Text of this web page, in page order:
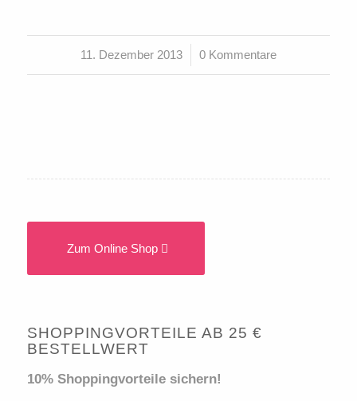
11. Dezember 2013
/ 0 Kommentare
Zum Online Shop
SHOPPINGVORTEILE AB 25 €
BESTELLWERT
10% Shoppingvorteile sichern!